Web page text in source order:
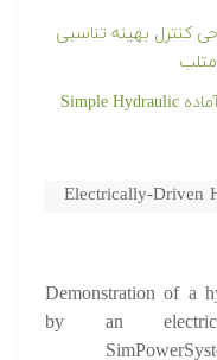
کنترل بهینه تناسبی
دانلود رایگان کد و پروژه آماده Simple Hydraulic
Electrically-Driven
Demonstration of a
by an